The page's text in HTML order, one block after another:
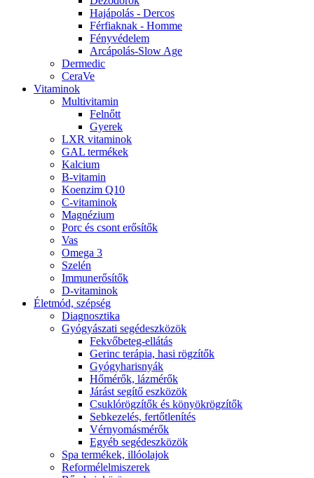
Hajápolás - Dercos
Férfiaknak - Homme
Fényvédelem
Arcápolás-Slow Age
Dermedic
CeraVe
Vitaminok
Multivitamin
Felnőtt
Gyerek
LXR vitaminok
GAL termékek
Kalcium
B-vitamin
Koenzim Q10
C-vitaminok
Magnézium
Porc és csont erősítők
Vas
Omega 3
Szelén
Immunerősítők
D-vitaminok
Életmód, szépség
Diagnosztika
Gyógyászati segédeszközök
Fekvőbeteg-ellátás
Gerinc terápia, hasi rögzítők
Gyógyharisnyák
Hőmérők, lázmérők
Járást segítő eszközök
Csuklórögzítők és könyökrögzítők
Sebkezelés, fertőtlenítés
Vérnyomásmérők
Egyéb segédeszközök
Spa termékek, illóolajok
Reformélelmiszerek